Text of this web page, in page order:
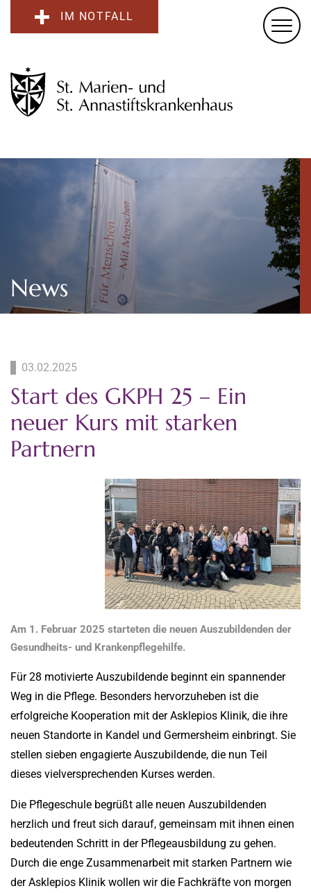
IM NOTFALL
News
03.02.2025
Start des GKPH 25 – Ein
neuer Kurs mit starken
Partnern
Am 1. Februar 2025 starteten die neuen Auszubildenden der
Gesundheits- und Krankenpflegehilfe.
Für 28 motivierte Auszubildende beginnt ein spannender
Weg in die Pflege. Besonders hervorzuheben ist die
erfolgreiche Kooperation mit der Asklepios Klinik, die ihre
neuen Standorte in Kandel und Germersheim einbringt. Sie
stellen sieben engagierte Auszubildende, die nun Teil
dieses vielversprechenden Kurses werden.
Die Pflegeschule begrüßt alle neuen Auszubildenden
herzlich und freut sich darauf, gemeinsam mit ihnen einen
bedeutenden Schritt in der Pflegeausbildung zu gehen.
Durch die enge Zusammenarbeit mit starken Partnern wie
der Asklepios Klinik wollen wir die Fachkräfte von morgen